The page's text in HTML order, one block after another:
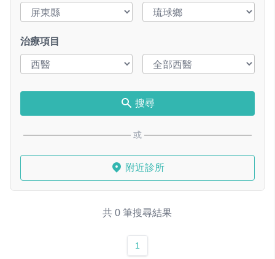
治療項目
搜尋
或
附近診所
共 0 筆搜尋結果
1